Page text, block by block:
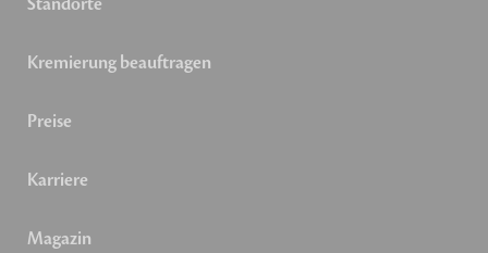
Kremierung beauftragen
Preise
Karriere
Magazin